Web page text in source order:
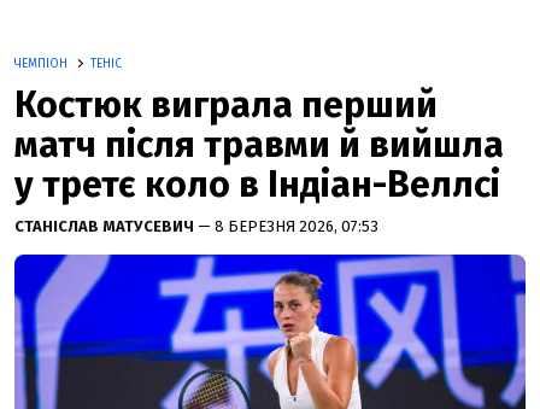
ЧЕМПІОН ТЕНІС
Костюк виграла перший
матч після травми й вийшла
у третє коло в Індіан-Веллсі
СТАНІСЛАВ МАТУСЕВИЧ — 8 БЕРЕЗНЯ 2026, 07:53